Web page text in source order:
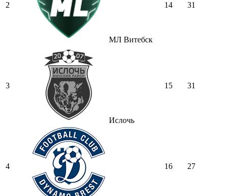
2
МЛ Витебск
14 31
3
Ислочь
15 31
4 16 27